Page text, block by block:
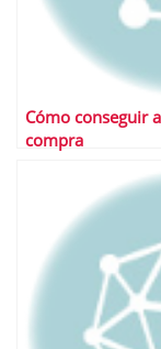
Cómo conseguir
compra